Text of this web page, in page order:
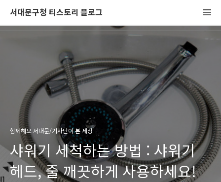
서대문구청 티스토리 블로그
함께해요 서대문/기자단이 본 세상
샤워기 세척하는 방법 : 샤워기
헤드, 줄 깨끗하게 사용하세요!